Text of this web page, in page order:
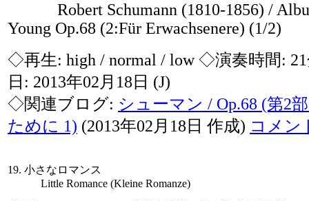
Robert Schumann (1810-1856) /
Young Op.68 (2:Für Erwachsenere) (1/2)
◇再生: high / normal / low ◇演奏時間:
日: 2013年02月18日 (J)
◇関連ブログ: シューマン / Op.68 (第2
ために 1) (2013年02月18日 作成) コメン
19. 小さなロマンス
Little Romance (Kleine Romanze)